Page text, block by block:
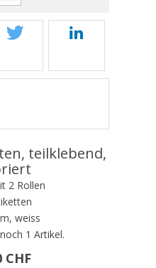
teilklebend,
2 Rollen
weiss
1 Artikel.
CHF